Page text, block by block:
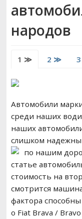
ВОЖДЕНИЕ
народов
1 ≫ 2 ≫
Автомобили
среди наших
наших
слишком надежны
по нашим
статье
стоимость на
смотрится
фактора
о Fiat Brava /